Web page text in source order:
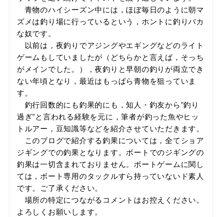
青物のハイシーズン中には，ほぼ毎日のように朝マ
ズメは釣り場に行っているという，ホントに釣りバカ
な奴です。
以前は，夜釣りでアジングやエギングなどのライト
ゲームもしていましたが（どちらかと言えば，そっち
がメインでした。），夜釣りと早朝の釣りが両立でき
ない年頃となり，最近はもっぱら青物を狙っていま
す。
釣行回数的にも釣果的にも，知人・釣友から”釣り
過ぎ”と言われる経験を元に，筆者が釣った魚やヒッ
トルアー，豆知識等などを紹介させていただきます。
このブログで紹介する釣果については，全てショア
ジギングでの釣果となります。ボートでのジギングの
釣果は一切含まれておりません。ボートゲームに関し
ては，ボート専用のタックルすら持っていないド素人
です。ご了承ください。
場所の特定につながるコメントはお控えください。
よろしくお願いします。